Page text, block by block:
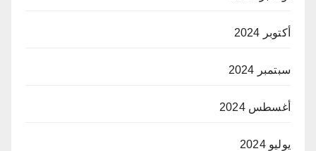
أكتوبر 2024
سبتمبر 2024
أغسطس 2024
يوليو 2024